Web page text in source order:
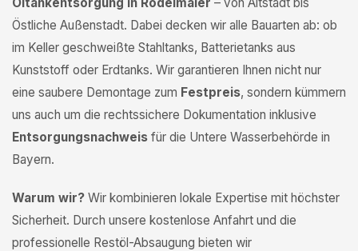
Östliche Außenstadt. Dabei decken wir alle Bauarten ab: ob
im Keller geschweißte Stahltanks, Batterietanks aus
Kunststoff oder Erdtanks. Wir garantieren Ihnen nicht nur
eine saubere Demontage zum Festpreis, sondern kümmern
uns auch um die rechtssichere Dokumentation inklusive
Entsorgungsnachweis für die Untere Wasserbehörde in
Bayern.
Warum wir? Wir kombinieren lokale Expertise mit höchster
Sicherheit. Durch unsere kostenlose Anfahrt und die
professionelle Restöl-Absaugung bieten wir